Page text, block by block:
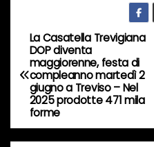
c
o
r
s
o
…
N
a
v
i
La Casatella Trevigiana
DOP diventa
maggiorenne, festa di
compleanno martedì 2
giugno a Treviso – Nel
2025 prodotte 471 mila
forme